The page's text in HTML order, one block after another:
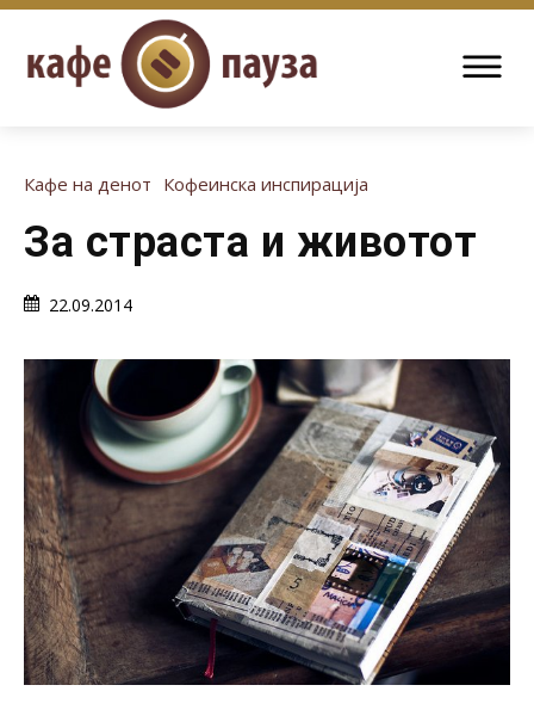
Кафе на денот Кофеинска инспирација
За страста и животот
22.09.2014